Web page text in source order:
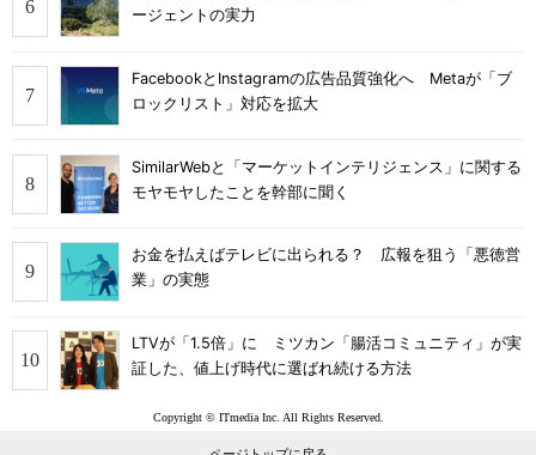
ージェントの実力
FacebookとInstagramの広告品質強化へ Metaが「ブ
ロックリスト」対応を拡大
SimilarWebと「マーケットインテリジェンス」に関する
モヤモヤしたことを幹部に聞く
お金を払えばテレビに出られる？ 広報を狙う「悪徳営
業」の実態
LTVが「1.5倍」に ミツカン「腸活コミュニティ」が実
証した、値上げ時代に選ばれ続ける方法
Copyright © ITmedia Inc. All Rights Reserved.